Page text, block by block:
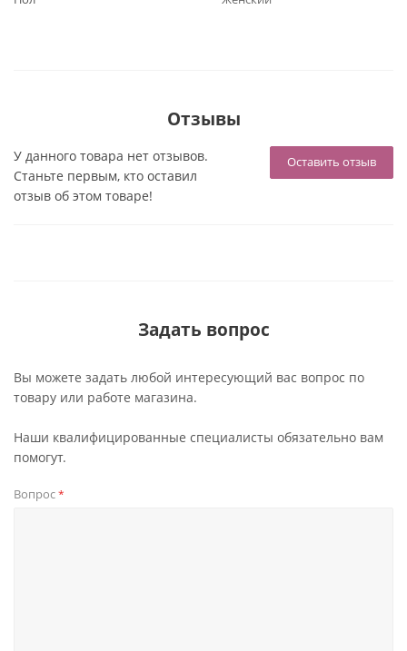
Отзывы
Оставить отзыв
У данного товара нет отзывов.
Станьте первым, кто оставил
отзыв об этом товаре!
Задать вопрос
Вы можете задать любой интересующий вас вопрос по
товару или работе магазина.
Наши квалифицированные специалисты обязательно вам
помогут.
Вопрос*